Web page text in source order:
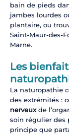
bain de pieds
jambes lourdes
plantaire, ou
Saint-Maur-des-
Marne.
Les
La naturopathie
des extrémités :
nerveuxde
soin régulier des
principe que